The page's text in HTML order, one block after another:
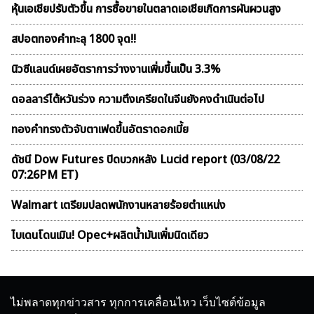
หุ้นเอเชียปรับตัวขึ้น การซื้อขายในตลาดเอเชียเกิดการผันผวนสูง
สปอตทองคำทะลุ 1800 จุด!!
นิวซีแลนด์เผยอัตราการว่างงานเพิ่มขึ้นเป็น 3.3%
ดอลลาร์ไต้หวันร่วง ความตึงเครียดในจีนยังคงดำเนินต่อไป
ทองคำทรงตัวจับตาเฟดขึ้นอัตราดอกเบี้ย
ดัชนี Dow Futures ปิดบวกหลัง Lucid report (03/08/22
07:26PM ET)
Walmart เตรียมปลดพนักงานหลายร้อยตำแหน่ง
ไบเดนโดนเมิน! Opec+ผลิตน้ำมันเพิ่มนิดเดียว
ไม่พลาดทุกข่าวสาร ทุกการเคลื่อนไหว เว็บไซต์ข้อมูล